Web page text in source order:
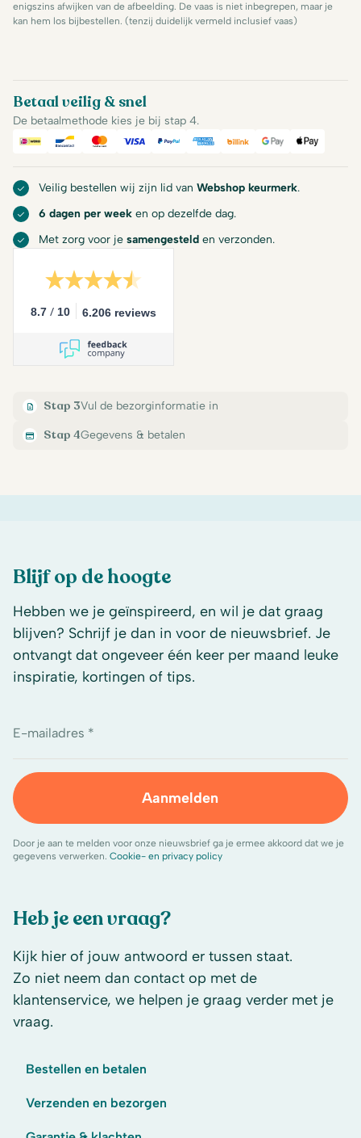
enigszins afwijken van de afbeelding. De vaas is niet inbegrepen, maar je
kan hem los bijbestellen. (tenzij duidelijk vermeld inclusief vaas)
Betaal veilig & snel
De betaalmethode kies je bij stap 4.
iDeal Bancontact
Mastercard
Visa PayPalAmerican Express
BillinkGoogle Pay
Apple
Veilig bestellen wij zijn lid van Webshop keurmerk.
6 dagen per week en op dezelfde dag.
Met zorg voor je samengesteld en verzonden.
8.7 / 10 6.206 reviews
Stap 3Vul de bezorginformatie in
Stap 4Gegevens & betalen
Heb je een vraag?
Kijk hier of jouw antwoord er tussen staat.
Zo niet neem dan contact op met de
klantenservice, we helpen je graag verder met je
vraag.
Bestellen en betalen
Verzenden en bezorgen
Blijf op de hoogte
Hebben we je geïnspireerd, en wil je dat graag
blijven? Schrijf je dan in voor de nieuwsbrief. Je
ontvangt dat ongeveer één keer per maand leuke
inspiratie, kortingen of tips.
E-mailadres *
Aanmelden
Door je aan te melden voor onze nieuwsbrief ga je ermee akkoord dat we je
gegevens verwerken. Cookie- en privacy policy